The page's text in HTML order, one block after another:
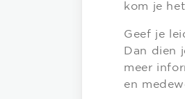
kom je
Geef je
Dan dien
meer
en